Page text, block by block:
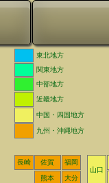
東北地方
関東地方
中部地方
近畿地方
中国・四国地方
九州・沖縄地方
長崎 佐賀
福岡
山口
熊本 大分